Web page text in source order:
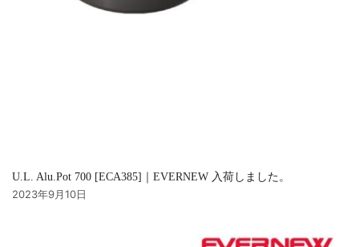
U.L. Alu.Pot 700 [ECA385]｜EVERNEW 入荷しました。
2023年9月10日